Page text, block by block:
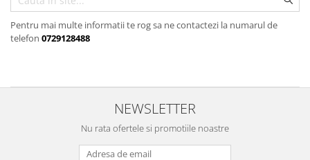
Vesta
Costume de baie
Pentru mai multe informatii te rog sa ne contactezi la numarul de
telefon 0729128488
NEWSLETTER
Nu rata ofertele si promotiile noastre